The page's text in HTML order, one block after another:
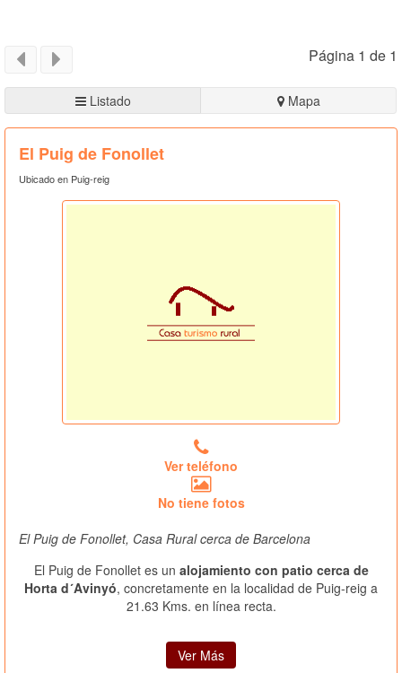
Página 1 de 1
Listado Mapa
El Puig de Fonollet
Ubicado en Puig-reig
Ver teléfono
No tiene fotos
El Puig de Fonollet, Casa Rural cerca de Barcelona
El Puig de Fonollet es un alojamiento con patio cerca de
Horta d´Avinyó, concretamente en la localidad de Puig-reig a
21.63 Kms. en línea recta.
Ver Más